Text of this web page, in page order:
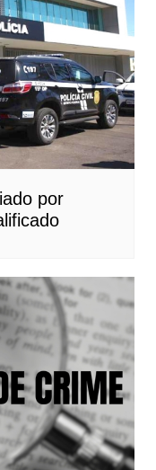
por